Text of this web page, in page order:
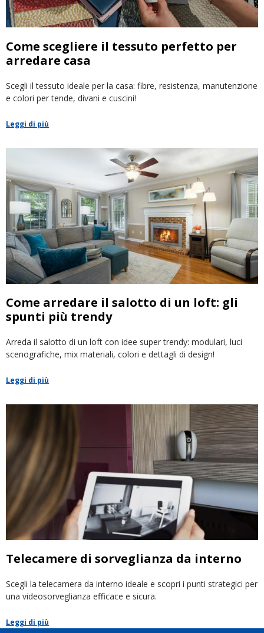
Come scegliere il tessuto perfetto per
arredare casa
Scegli il tessuto ideale per la casa: fibre, resistenza, manutenzione
e colori per tende, divani e cuscini!
Leggi di più
Come arredare il salotto di un loft: gli
spunti più trendy
Arreda il salotto di un loft con idee super trendy: modulari, luci
scenografiche, mix materiali, colori e dettagli di design!
Leggi di più
Telecamere di sorveglianza da interno
Scegli la telecamera da interno ideale e scopri i punti strategici per
una videosorveglianza efficace e sicura.
Leggi di più